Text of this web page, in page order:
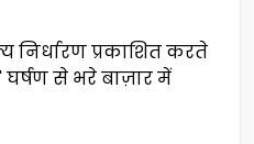
निर्धारण प्रकाशित करते
से भरे बाज़ार में